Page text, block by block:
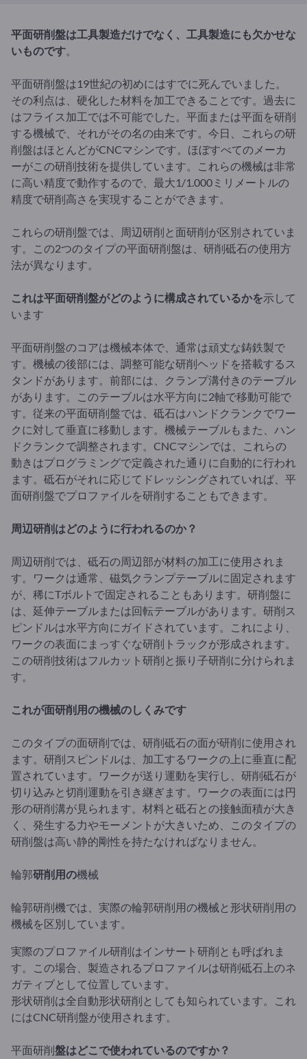
平面研削盤は工具製造だけでなく、工具製造にも欠かせな
いものです。
平面研削盤は19世紀の初めにはすでに死んでいました。
その利点は、硬化した材料を加工できることです。過去に
はフライス加工では不可能でした。平面または平面を研削
する機械で、それがその名の由来です。今日、これらの研
削盤はほとんどがCNCマシンです。ほぼすべてのメーカ
ーがこの研削技術を提供しています。これらの機械は非常
に高い精度で動作するので、最大1/1.000ミリメートルの
精度で研削高さを実現することができます。
これらの研削盤では、周辺研削と面研削が区別されていま
す。この2つのタイプの平面研削盤は、研削砥石の使用方
法が異なります。
これは平面研削盤がどのように構成されているかを示して
います
平面研削盤のコアは機械本体で、通常は頑丈な鋳鉄製で
す。機械の後部には、調整可能な研削ヘッドを搭載するス
タンドがあります。前部には、クランプ溝付きのテーブル
があります。このテーブルは水平方向に2軸で移動可能で
す。従来の平面研削盤では、砥石はハンドクランクでワー
クに対して垂直に移動します。機械テーブルもまた、ハン
ドクランクで調整されます。CNCマシンでは、これらの
動きはプログラミングで定義された通りに自動的に行われ
ます。砥石がそれに応じてドレッシングされていれば、平
面研削盤でプロファイルを研削することもできます。
周辺研削はどのように行われるのか？
周辺研削では、砥石の周辺部が材料の加工に使用されま
す。ワークは通常、磁気クランプテーブルに固定されます
が、稀にTボルトで固定されることもあります。研削盤に
は、延伸テーブルまたは回転テーブルがあります。研削ス
ピンドルは水平方向にガイドされています。これにより、
ワークの表面にまっすぐな研削トラックが形成されます。
この研削技術はフルカット研削と振り子研削に分けられま
す。
これが面研削用の機械のしくみです
このタイプの面研削では、研削砥石の面が研削に使用され
ます。研削スピンドルは、加工するワークの上に垂直に配
置されています。ワークが送り運動を実行し、研削砥石が
切り込みと切削運動を引き継ぎます。ワークの表面には円
形の研削溝が見られます。材料と砥石との接触面積が大き
く、発生する力やモーメントが大きいため、このタイプの
研削盤は高い静的剛性を持たなければなりません。
輪郭研削用の機械
輪郭研削機では、実際の輪郭研削用の機械と形状研削用の
機械を区別しています。
実際のプロファイル研削はインサート研削とも呼ばれま
す。この場合、製造されるプロファイルは研削砥石上のネ
ガティブとして位置しています。
形状研削は全自動形状研削としても知られています。これ
にはCNC研削盤が使用されます。
平面研削盤はどこで使われているのですか？